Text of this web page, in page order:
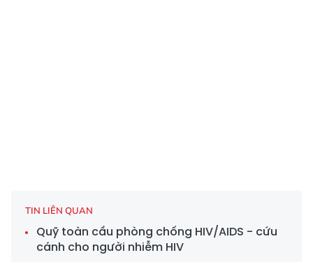
TIN LIÊN QUAN
Quỹ toàn cầu phòng chống HIV/AIDS - cứu
cánh cho người nhiễm HIV